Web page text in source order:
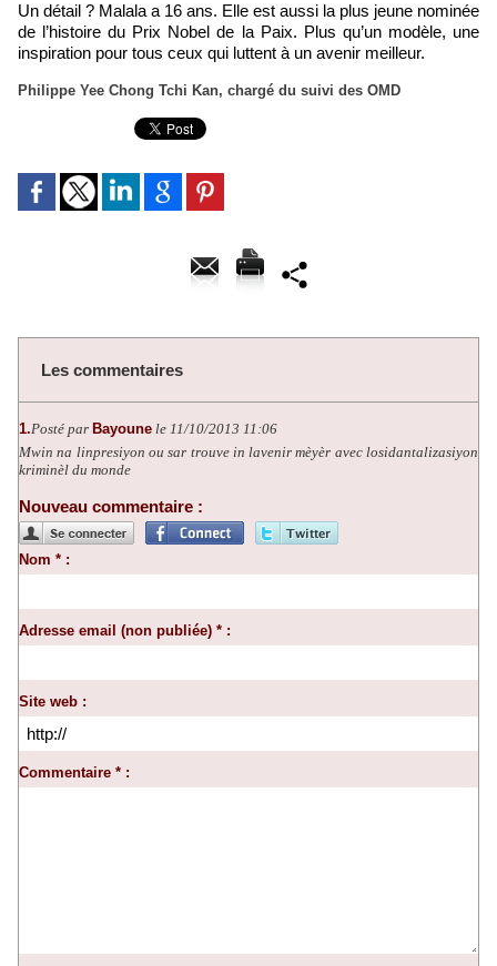
Un détail ? Malala a 16 ans. Elle est aussi la plus jeune nominée
de l’histoire du Prix Nobel de la Paix. Plus qu’un modèle, une
inspiration pour tous ceux qui luttent à un avenir meilleur.
Philippe Yee Chong Tchi Kan, chargé du suivi des OMD
Les commentaires
1.Posté par Bayoune le 11/10/2013 11:06
Mwin na linpresiyon ou sar trouve in lavenir mèyèr avec losidantalizasiyon
kriminèl du monde
Nouveau commentaire :
Nom * :
Adresse email (non publiée) * :
Site web :
Commentaire * :